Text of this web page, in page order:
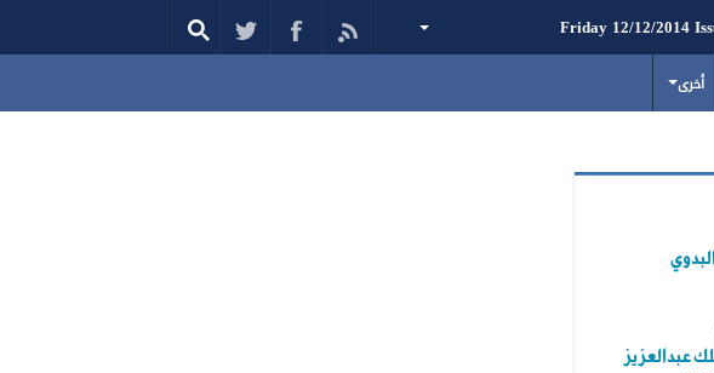
أخرى
عبدالعزيز